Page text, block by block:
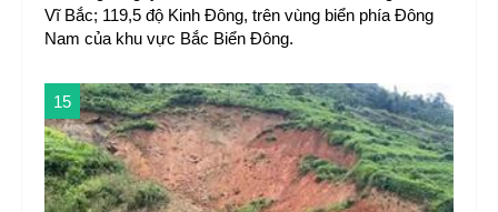
Vĩ Bắc; 119,5 độ Kinh Đông, trên vùng biển phía Đông
Nam của khu vực Bắc Biển Đông.
15